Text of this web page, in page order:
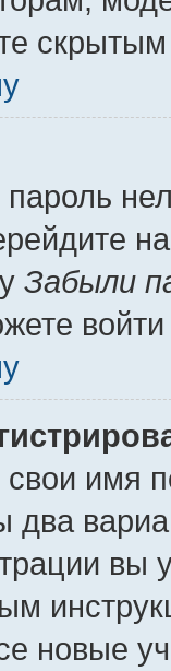
Забыли
имя
два
вы
новые